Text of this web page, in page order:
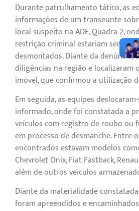
Durante patrulhamento tático, as
informações de um transeunte
local suspeito na ADE, Quadra 2,
restrição criminal estariam sendo
desmontados. Diante da denúncia,
diligências na região e localizaram
imóvel, que confirmou a utilização
Em seguida, as equipes
informado, onde foi constatada a
veículos com registro de roubo ou
em processo de desmanche. Entre
encontrados estavam modelos
Chevrolet Onix, Fiat Fastback,
além de outros veículos
Diante da materialidade
foram apreendidos e encaminhados